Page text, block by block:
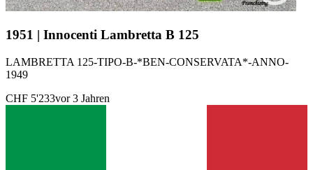
1951 | Innocenti Lambretta B 125
LAMBRETTA 125-TIPO-B-*BEN-CONSERVATA*-ANNO-
1949
CHF 5'233vor 3 Jahren